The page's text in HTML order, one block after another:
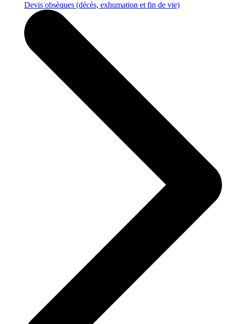
Devis obsèques (décès, exhumation et fin de vie)